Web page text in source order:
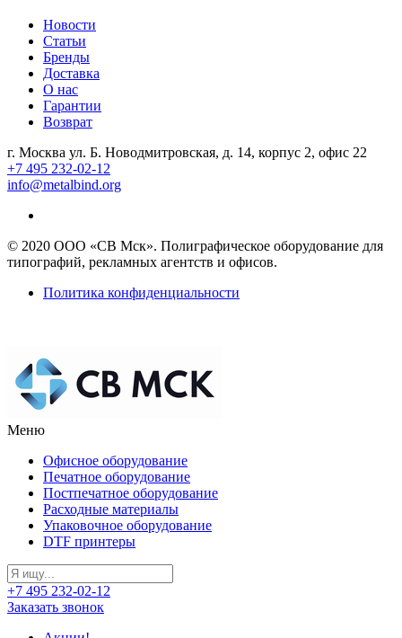
Новости
Статьи
Бренды
Доставка
О нас
Гарантии
Возврат
г. Москва ул. Б. Новодмитровская, д. 14, корпус 2, офис 22
+7 495 232-02-12
info@metalbind.org
© 2020 ООО «СВ Мск». Полиграфическое оборудование для
типографий, рекламных агентств и офисов.
Политика конфиденциальности
Меню
Офисное оборудование
Печатное оборудование
Постпечатное оборудование
Расходные материалы
Упаковочное оборудование
DTF принтеры
+7 495 232-02-12
Заказать звонок